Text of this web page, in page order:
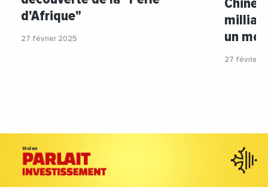
d'Afrique"
27 février 2025
un
27 février